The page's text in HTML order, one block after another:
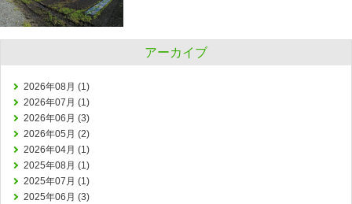
アーカイブ
2026年08月 (1)
2026年07月 (1)
2026年06月 (3)
2026年05月 (2)
2026年04月 (1)
2025年08月 (1)
2025年07月 (1)
2025年06月 (3)